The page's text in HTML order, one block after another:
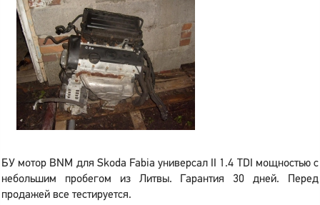
БУ мотор BNM для Skoda Fabia универсал II 1.4 TDI мощностью с
небольшим пробегом из Литвы. Гарантия 30 дней. Перед
продажей все тестируется.